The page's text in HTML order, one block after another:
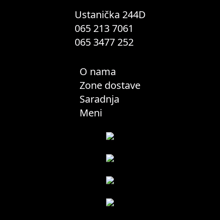
Ustanička 244D
065 213 7061
065 3477 252
O nama
Zone dostave
Saradnja
Meni